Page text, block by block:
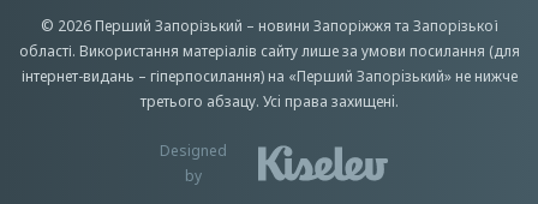
© 2026 Перший Запорізький – новини Запоріжжята Запорізької
області. Використання матеріалів сайту лише за умови посилання (для
інтернет-видань – гіперпосилання) на «Перший Запорiзький» не нижче
третього абзацу. Усi права захищенi.
Designed
by